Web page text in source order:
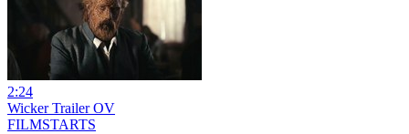
2:24
Wicker Trailer OV
FILMSTARTS